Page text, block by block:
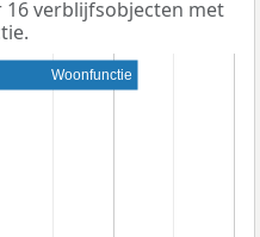
verblijfsobjecten met
Woonfunctie